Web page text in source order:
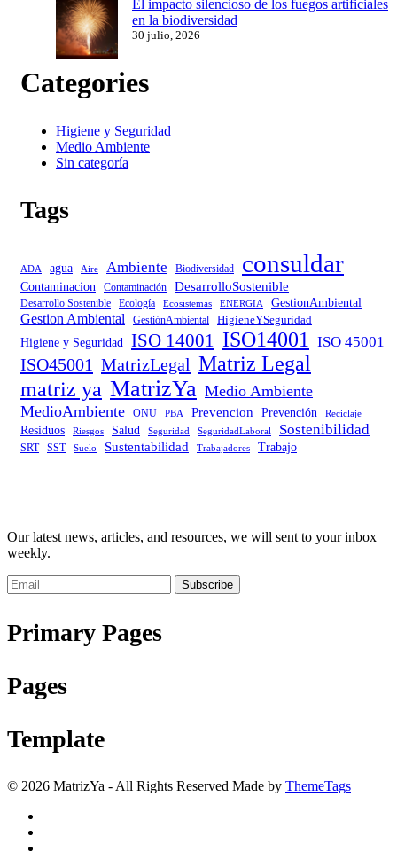
El impacto silencioso de los fuegos artificiales
en la biodiversidad
30 julio, 2026
Categories
Higiene y Seguridad
Medio Ambiente
Sin categoría
Tags
ADA agua Aire Ambiente Biodiversidad consuldar
Contaminacion Contaminación DesarrolloSostenible
Desarrollo Sostenible Ecología Ecosistemas ENERGIA GestionAmbiental
Gestion Ambiental GestiónAmbiental HigieneYSeguridad
Higiene y Seguridad ISO 14001 ISO14001 ISO 45001
ISO45001 MatrizLegal Matriz Legal
matriz ya MatrizYa Medio Ambiente
MedioAmbiente
ONU PBA Prevencion Prevención Reciclaje
Residuos Riesgos Salud Seguridad SeguridadLaboral Sostenibilidad
SRT SST Suelo Sustentabilidad Trabajadores Trabajo
Our latest news, articles, and resources, we will sent to your inbox
weekly.
Subscribe
Primary Pages
Pages
Template
© 2026 MatrizYa - All Rights Reserved Made by ThemeTags